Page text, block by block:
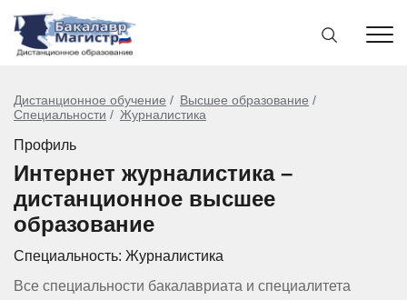
Дистанционное обучение
Высшее образование
Специальности
Журналистика
Профиль
Интернет журналистика –
дистанционное высшее
образование
Специальность: Журналистика
Все специальности бакалавриата и специалитета